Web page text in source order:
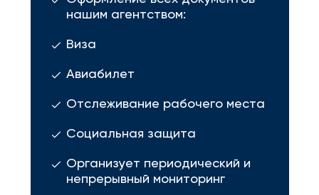
нашим агентством:
Виза
Авиабилет
Отслеживание рабочего места
Социальная защита
Организует периодический и
непрерывный мониторинг